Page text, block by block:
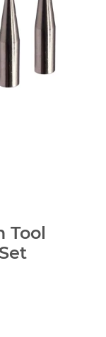
Tool